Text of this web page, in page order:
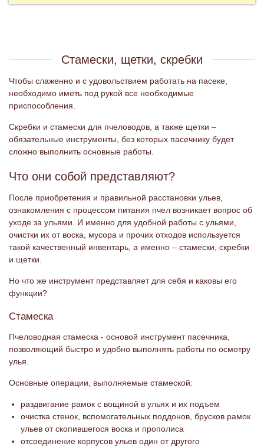
Стамески, щетки, скребки
Чтобы слаженно и с удовольствием работать на пасеке,
необходимо иметь под рукой все необходимые
приспособления.
Скребки и стамески для пчеловодов, а также щетки –
обязательные инструменты, без которых пасечнику будет
сложно выполнить основные работы.
Что они собой представляют?
После приобретения и правильной расстановки ульев,
ознакомления с процессом питания пчел возникает вопрос об
уходе за ульями. И именно для удобной работы с ульями,
очистки их от воска, мусора и прочих отходов используется
такой качественный инвентарь, а именно – стамески, скребки
и щетки.
Но что же инструмент представляет для себя и каковы его
функции?
Стамеска
Пчеловодная стамеска - основой инструмент пасечника,
позволяющий быстро и удобно выполнять работы по осмотру
улья.
Основные операции, выполняемые стамеской:
раздвигание рамок с вощиной в ульях и их подъем
очистка стенок, вспомогательных поддонов, брусков рамок
ульев от скопившегося воска и прополиса
отсоединение корпусов ульев один от другого